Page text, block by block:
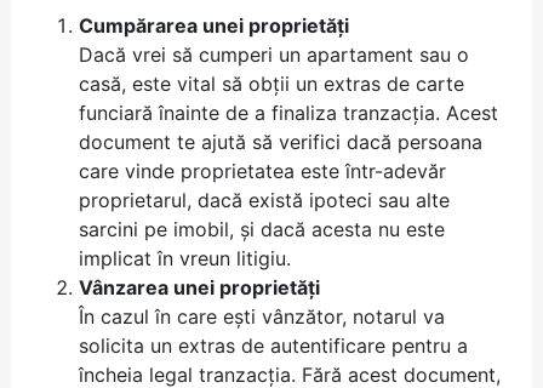
Cumpărarea unei proprietăți
Dacă vrei să cumperi un apartament sau o
casă, este vital să obții un extras de carte
funciară înainte de a finaliza tranzacția. Acest
document te ajută să verifici dacă persoana
care vinde proprietatea este într-adevăr
proprietarul, dacă există ipoteci sau alte
sarcini pe imobil, și dacă acesta nu este
implicat în vreun litigiu.
Vânzarea unei proprietăți
În cazul în care ești vânzător, notarul va
solicita un extras de autentificare pentru a
încheia legal tranzacția. Fără acest document,